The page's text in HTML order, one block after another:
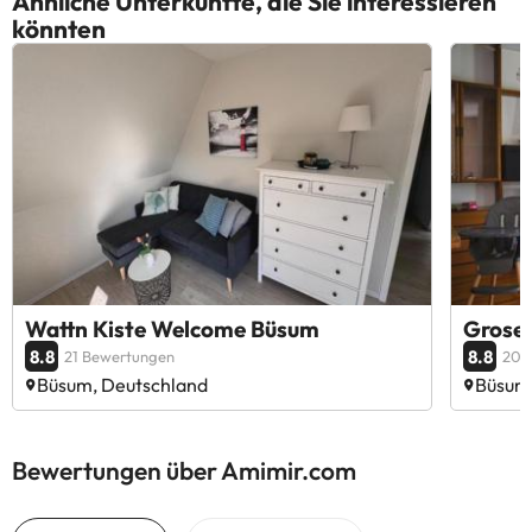
könnten
Wattn Kiste Welcome Büsum
8.8 21 Bewertungen
Büsum, Deutschland
Grose
8.8 20
Bewertungen über Amimir.com